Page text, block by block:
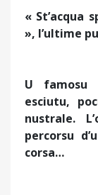
« St’acqua
», l’ultime
U famosu
esciutu,
nustrale.
percorsu
corsa…